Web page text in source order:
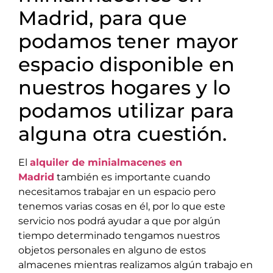
Madrid, para que
podamos tener mayor
espacio disponible en
nuestros hogares y lo
podamos utilizar para
alguna otra cuestión.
El alquiler de minialmacenes en
Madrid también es importante cuando
necesitamos trabajar en un espacio pero
tenemos varias cosas en él, por lo que este
servicio nos podrá ayudar a que por algún
tiempo determinado tengamos nuestros
objetos personales en alguno de estos
almacenes mientras realizamos algún trabajo en